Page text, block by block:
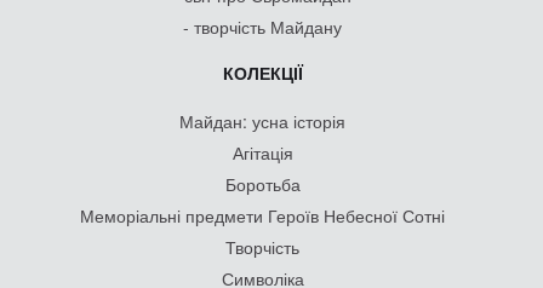
Членство в організаціях
Звітність
Публічні закупівлі
Вакансії
Співпраця